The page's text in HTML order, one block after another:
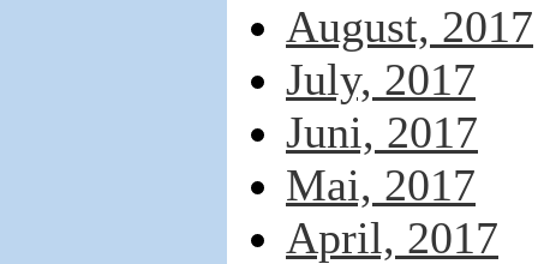
August, 2017
July, 2017
Juni, 2017
Mai, 2017
April, 2017